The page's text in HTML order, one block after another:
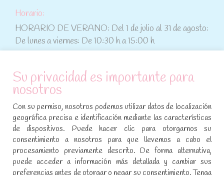
Horario:
HORARIO DE VERANO: Del 1 de julio al 31 de agosto:
De lunes a viernes: De 10:30 h a 15:00 h
ATENCIÓN AL CLIENTE
Condiciones de compra
Aviso legal y política de privacidad
Política de cookies
SÍGUENOS EN REDES SOCIALES
Su privacidad es importante para
nosotros
Con su permiso, nosotros podemos utilizar datos de localización
geográfica precisa e identificación mediante las características
de dispositivos. Puede hacer clic para otorgarnos su
consentimiento a nosotros para que llevemos a cabo el
procesamiento previamente descrito. De forma alternativa,
puede acceder a información más detallada y cambiar sus
preferencias antes de otorgar o negar su consentimiento. Tenga